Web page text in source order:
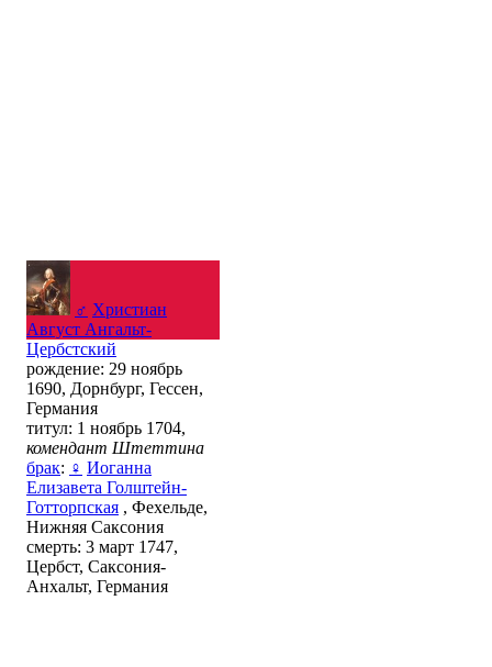
♂ Христиан
Август Ангальт-
Цербстский
рождение: 29 ноябрь
1690, Дорнбург, Гессен,
Германия
титул: 1 ноябрь 1704,
комендант Штеттина
брак: ♀ Иоганна
Елизавета Голштейн-
Готторпская , Фехельде,
Нижняя Саксония
смерть: 3 март 1747,
Цербст, Саксония-
Анхальт, Германия